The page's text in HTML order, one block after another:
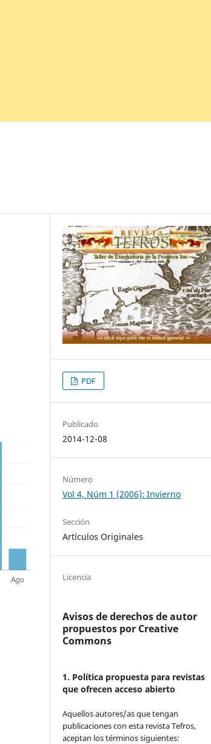
PDF
Publicado
2014-12-08
Número
Vol 4, Núm 1 (2006): Invierno
Sección
Artículos Originales
Licencia
Avisos de derechos de autor
propuestos por Creative
Commons
1. Política propuesta para revistas
que ofrecen acceso abierto
Aquellos autores/as que tengan
publicaciones con esta revista Tefros,
aceptan los términos siguientes: